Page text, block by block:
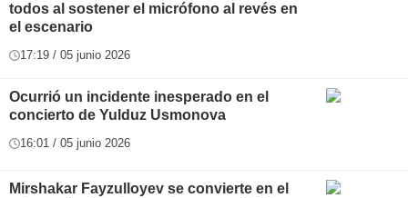
todos al sostener el micrófono al revés en
el escenario
17:19 / 05 junio 2026
Ocurrió un incidente inesperado en el
concierto de Yulduz Usmonova
16:01 / 05 junio 2026
Mirshakar Fayzulloyev se convierte en el